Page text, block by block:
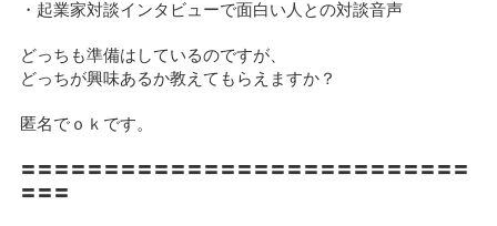
・起業家対談インタビューで面白い人との対談音声
どっちも準備はしているのですが、
どっちが興味あるか教えてもらえますか？
匿名でｏｋです。
〓〓〓〓〓〓〓〓〓〓〓〓〓〓〓〓〓〓〓〓〓〓〓〓〓〓〓
〓〓〓